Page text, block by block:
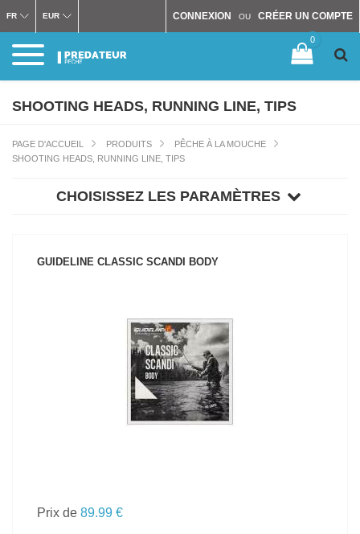
CONNEXION OU CRÉER UN COMPTE
FR EUR
0
SHOOTING HEADS, RUNNING LINE, TIPS
PAGE D'ACCUEIL PRODUITS
PÊCHE À LA MOUCHE
SHOOTING HEADS, RUNNING LINE, TIPS
CHOISISSEZ LES PARAMÈTRES
GUIDELINE CLASSIC SCANDI BODY
VOIR LE PRODUIT
Prix de 89.99 €